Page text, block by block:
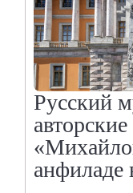
Русский
анфиладе